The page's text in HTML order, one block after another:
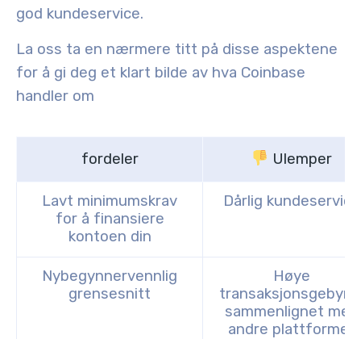
god kundeservice.
La oss ta en nærmere titt på disse aspektene
for å gi deg et klart bilde av hva Coinbase
handler om
fordeler Ulemper
Lavt minimumskrav
for å finansiere
kontoen din
Dårlig kundeservice
Nybegynnervennlig
grensesnitt
Høye
sammenlignet med
andre plattformer